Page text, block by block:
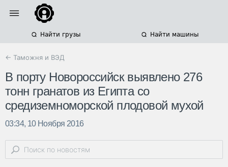
Найти грузы Найти машины
← Таможня и ВЭД
В порту Новороссийск выявлено 276
тонн гранатов из Египта со
средиземноморской плодовой мухой
03:34, 10 Ноября 2016